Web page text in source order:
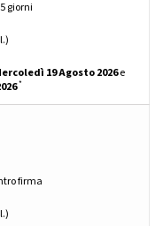
giorni
19 Agosto 2026e
*
firma